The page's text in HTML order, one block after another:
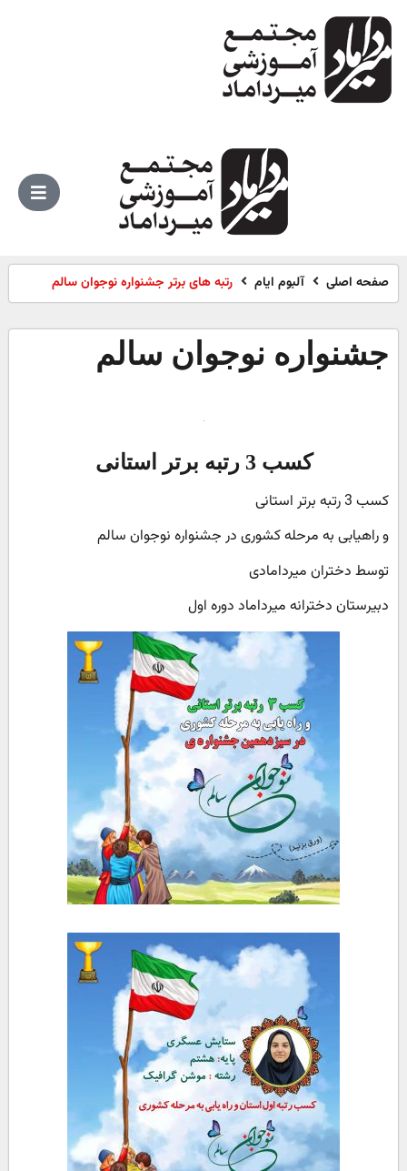
صفحه اصلی آلبوم ایام رتبه های برتر جشنواره نوجوان سالم
جشنواره نوجوان سالم
کسب 3 رتبه برتر استانی
کسب 3 رتبه برتر استانی
و راهیابی به مرحله کشوری در جشنواره نوجوان سالم
توسط دختران میردامادی
دبیرستان دخترانه میرداماد دوره اول